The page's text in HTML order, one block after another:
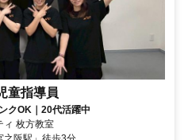
童指導員
クOK｜20代活躍中
ィ 枚方教室